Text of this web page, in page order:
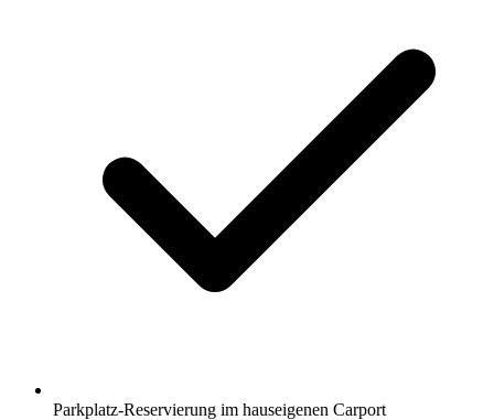
Parkplatz-Reservierung im hauseigenen Carport